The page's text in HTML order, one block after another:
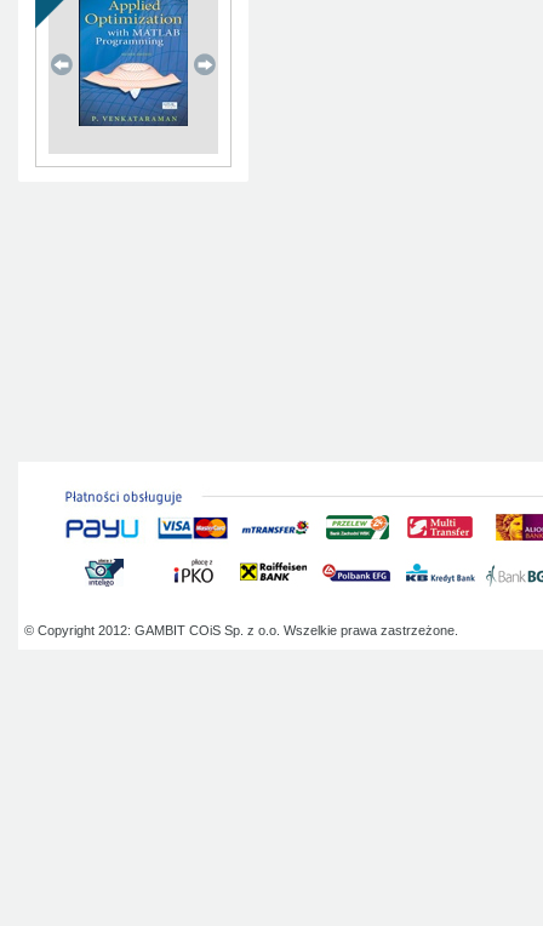
© Copyright 2012: GAMBIT COiS Sp. z o.o. Wszelkie prawa zastrzeżone.